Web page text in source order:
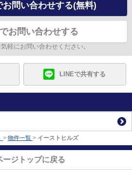
お問い合わせする(無料)
お問い合わせする
軽にお問い合わせください。
LINEで共有する
> 物件一覧 > イーストヒルズ
ージトップに戻る